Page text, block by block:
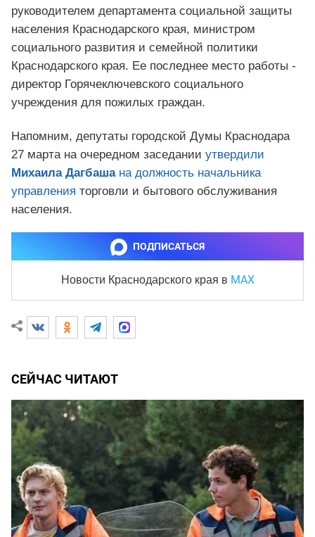
руководителем департамента социальной защиты
населения Краснодарского края, министром
социального развития и семейной политики
Краснодарского края. Ее последнее место работы -
директор Горячеключевского социального
учреждения для пожилых граждан.
Напомним, депутаты городской Думы Краснодара
27 марта на очередном заседании утвердили
Михаила Дагбашана должность начальника
управления торговли и бытового обслуживания
населения.
ПОДПИСАТЬСЯ
Новости Краснодарского края в MAX
СЕЙЧАС ЧИТАЮТ